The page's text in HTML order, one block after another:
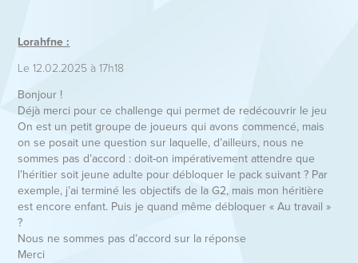
Lorahfne :
Le 12.02.2025 à 17h18
Bonjour !
Déjà merci pour ce challenge qui permet de redécouvrir le jeu
On est un petit groupe de joueurs qui avons commencé, mais
on se posait une question sur laquelle, d’ailleurs, nous ne
sommes pas d’accord : doit-on impérativement attendre que
l’héritier soit jeune adulte pour débloquer le pack suivant ? Par
exemple, j’ai terminé les objectifs de la G2, mais mon héritière
est encore enfant. Puis je quand même débloquer « Au travail »
?
Nous ne sommes pas d’accord sur la réponse
Merci